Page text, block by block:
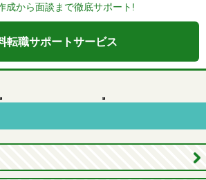
成から面談まで徹底サポート!
転職サポートサービス